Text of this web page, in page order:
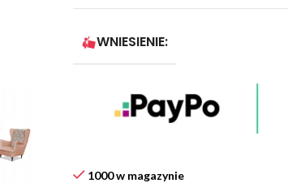
WNIESIENIE:
1000 w magazynie